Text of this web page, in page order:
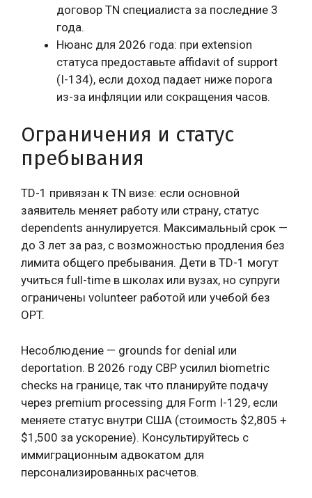
договор TN специалиста за последние 3
года.
Нюанс для 2026 года: при extension
статуса предоставьте affidavit of support
(I-134), если доход падает ниже порога
из-за инфляции или сокращения часов.
Ограничения и статус
пребывания
TD-1 привязан к TN визе: если основной
заявитель меняет работу или страну, статус
dependents аннулируется. Максимальный срок —
до 3 лет за раз, с возможностью продления без
лимита общего пребывания. Дети в TD-1 могут
учиться full-time в школах или вузах, но супруги
ограничены volunteer работой или учебой без
OPT.
Несоблюдение — grounds for denial или
deportation. В 2026 году CBP усилил biometric
checks на границе, так что планируйте подачу
через premium processing для Form I-129, если
меняете статус внутри США (стоимость $2,805 +
$1,500 за ускорение). Консультируйтесь с
иммиграционным адвокатом для
персонализированных расчетов.